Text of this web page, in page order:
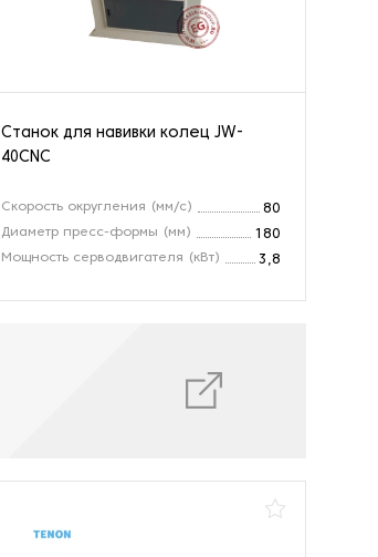
Станок для навивки колец JW-
40CNC
Скорость округления (мм/с)
80
Диаметр пресс-формы (мм)
180
Мощность серводвигателя (кВт)
3,8